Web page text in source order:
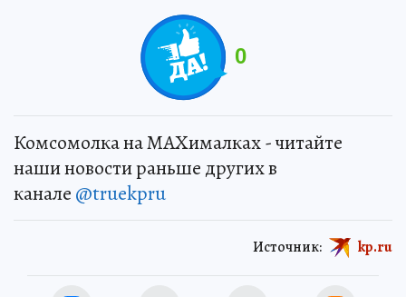
0
Комсомолка на MAXималках - читайте
наши новости раньше других в
канале @truekpru
Источник: kp.ru